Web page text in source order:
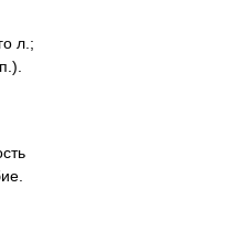
л.;